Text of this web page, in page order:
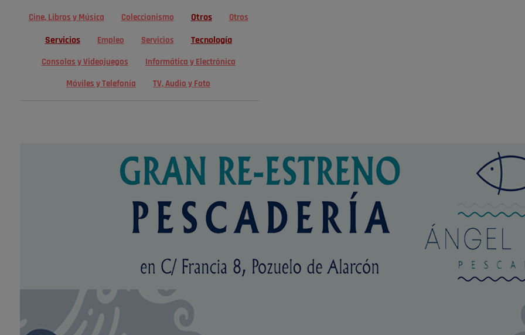
Cine, Libros y Música Coleccionismo Otros Otros
Servicios Empleo Servicios Tecnología
Consolas y Videojuegos Informática y Electrónica
Móviles y Telefonía TV, Audio y Foto